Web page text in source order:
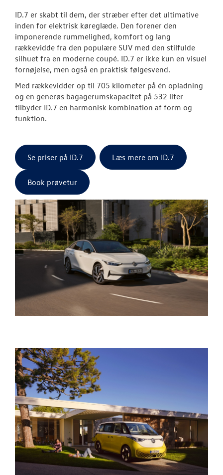
ID.7 er skabt til dem, der stræber efter det ultimative
inden for elektrisk køreglæde. Den forener den
imponerende rummelighed, komfort og lang
rækkevidde fra den populære SUV med den stilfulde
silhuet fra en moderne coupé. ID.7 er ikke kun en visuel
fornøjelse, men også en praktisk følgesvend.
Med rækkevidder op til 705 kilometer på én opladning
og en generøs bagagerumskapacitet på 532 liter
tilbyder ID.7 en harmonisk kombination af form og
funktion.
Se priser på ID.7 Læs mere om ID.7
Book prøvetur